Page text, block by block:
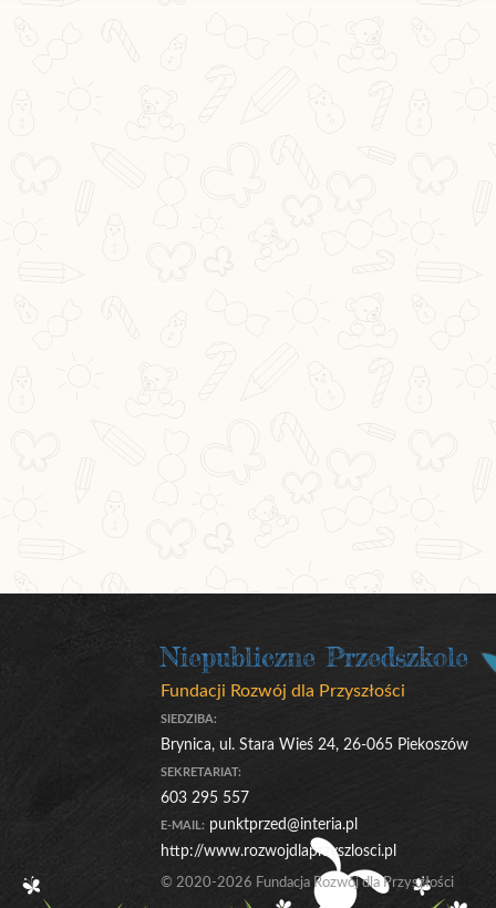
Niepubliczne Przedszkole
Fundacji Rozwój dla Przyszłości
SIEDZIBA:
Brynica, ul. Stara Wieś 24, 26-065 Piekoszów
SEKRETARIAT:
603 295 557
E-MAIL: punktprzed@interia.pl
http://www.rozwojdlaprzyszlosci.pl
© 2020-2026 Fundacja Rozwój dla Przyszłości